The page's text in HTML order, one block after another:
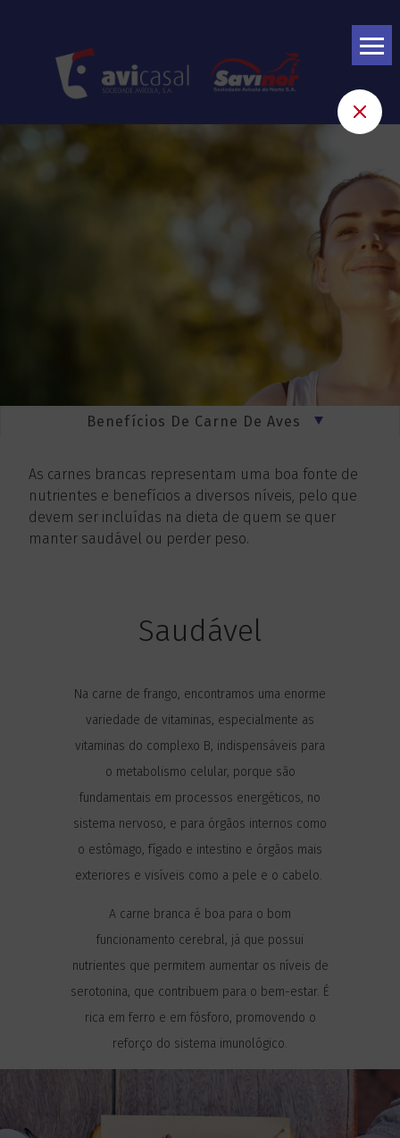
Benefícios De Carne De Aves
As carnes brancas representam uma boa fonte de
nutrientes e benefícios a diversos níveis, pelo que
devem ser incluídas na dieta de quem se quer
manter saudável ou perder peso.
Saudável
Na carne de frango, encontramos uma enorme
variedade de vitaminas, especialmente as
vitaminas do complexo B, indispensáveis para
o metabolismo celular, porque são
fundamentais em processos energéticos, no
sistema nervoso, e para órgãos internos como
o estômago, fígado e intestino e órgãos mais
exteriores e visíveis como a pele e o cabelo.
A carne branca é boa para o bom
funcionamento cerebral, já que possui
nutrientes que permitem aumentar os níveis de
serotonina, que contribuem para o bem-estar. É
rica em ferro e em fósforo, promovendo o
reforço do sistema imunológico.